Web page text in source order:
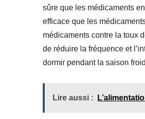
sûre que les médicaments
efficace que les
médicaments contre la toux
de réduire la fréquence et
dormir pendant la saison
Lire aussi :